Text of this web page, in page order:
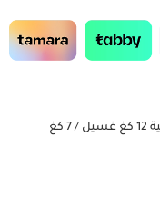
غسالة كرفت أوتوماتيك أمامية 12 كغ غسيل / 7 كغ